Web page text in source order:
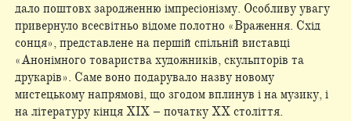
дало поштовх зародженню імпресіонізму. Особливу увагу
привернуло всесвітньо відоме полотно «Враження. Схід
сонця», представлене на першій спільній виставці
«Анонімного товариства художників, скульпторів та
друкарів». Саме воно подарувало назву новому
мистецькому напрямові, що згодом вплинув і на музику, і
на літературу кінця XIX – початку ХХ століття.